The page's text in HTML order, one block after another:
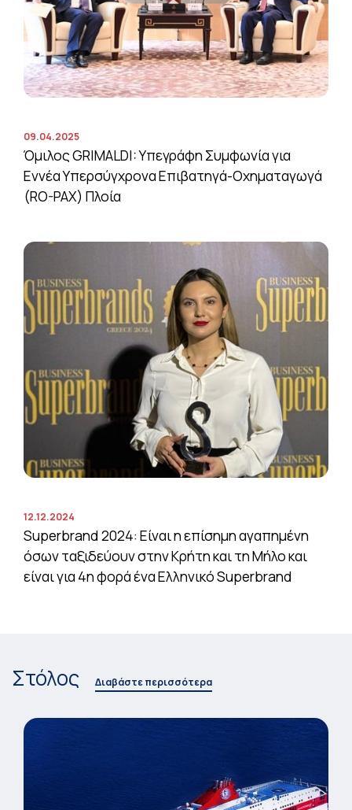
09.04.2025
Όμιλος GRIMALDI: Υπεγράφη Συμφωνία για
Εννέα Υπερσύγχρονα Επιβατηγά-Οχηματαγωγά
(RO-PAX) Πλοία
12.12.2024
Superbrand 2024: Είναι η επίσημη αγαπημένη
όσων ταξιδεύουν στην Κρήτη και τη Μήλο και
είναι για 4η φορά ένα Ελληνικό Superbrand
Στόλος Διαβάστε περισσότερα